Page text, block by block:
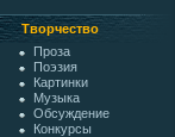
Творчество
Проза
Поэзия
Картинки
Музыка
Обсуждение
Конкурсы